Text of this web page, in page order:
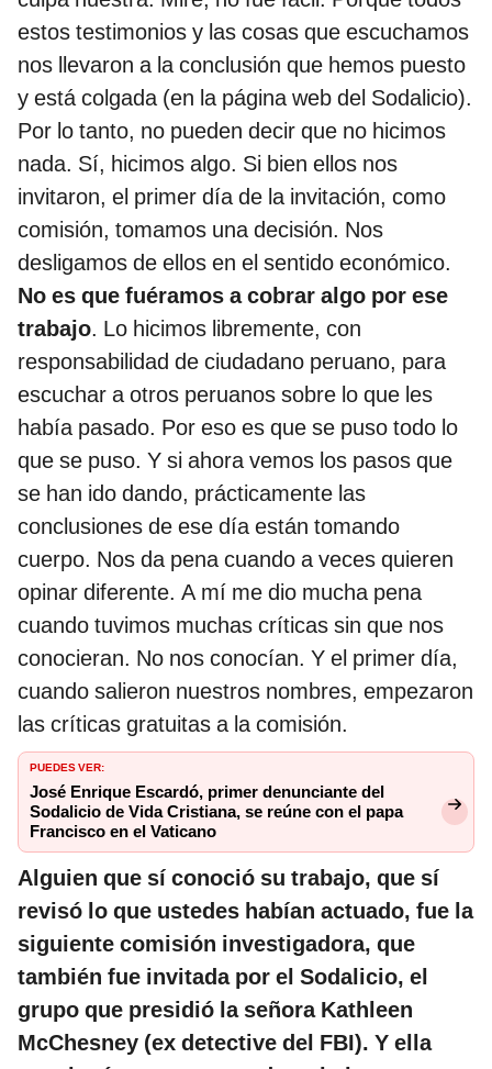
estos testimonios y las cosas que escuchamos
nos llevaron a la conclusión que hemos puesto
y está colgada (en la página web del Sodalicio).
Por lo tanto, no pueden decir que no hicimos
nada. Sí, hicimos algo. Si bien ellos nos
invitaron, el primer día de la invitación, como
comisión, tomamos una decisión. Nos
desligamos de ellos en el sentido económico.
No es que fuéramos a cobrar algo por ese
trabajo. Lo hicimos libremente, con
responsabilidad de ciudadano peruano, para
escuchar a otros peruanos sobre lo que les
había pasado. Por eso es que se puso todo lo
que se puso. Y si ahora vemos los pasos que
se han ido dando, prácticamente las
conclusiones de ese día están tomando
cuerpo. Nos da pena cuando a veces quieren
opinar diferente. A mí me dio mucha pena
cuando tuvimos muchas críticas sin que nos
conocieran. No nos conocían. Y el primer día,
cuando salieron nuestros nombres, empezaron
las críticas gratuitas a la comisión.
PUEDES VER:
José Enrique Escardó, primer denunciante del
Sodalicio de Vida Cristiana, se reúne con el papa
Francisco en el Vaticano
Alguien que sí conoció su trabajo, que sí
revisó lo que ustedes habían actuado, fue la
siguiente comisión investigadora, que
también fue invitada por el Sodalicio, el
grupo que presidió la señora Kathleen
McChesney (ex detective del FBI). Y ella